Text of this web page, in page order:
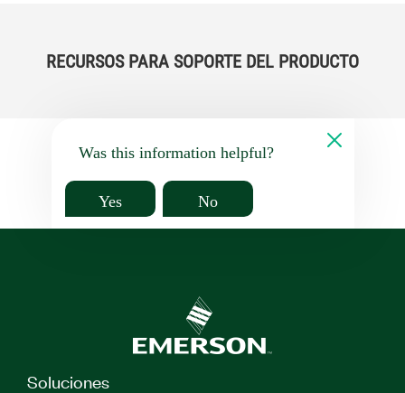
RECURSOS PARA SOPORTE DEL PRODUCTO
Was this information helpful?
Yes No
Soluciones